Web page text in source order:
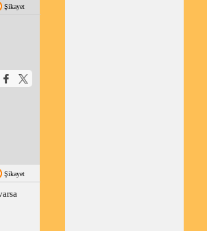
Şikayet
Şikayet